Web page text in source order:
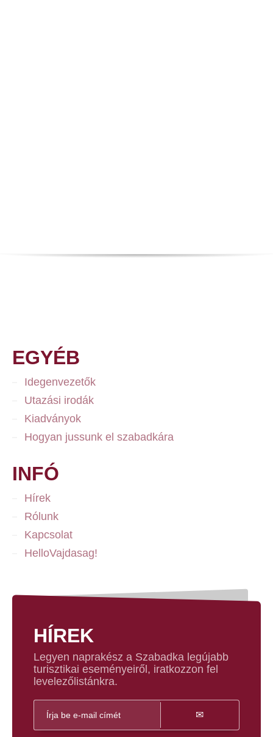
EGYÉB
Idegenvezetők
Utazási irodák
Kiadványok
Hogyan jussunk el szabadkára
INFÓ
Hírek
Rólunk
Kapcsolat
HelloVajdasag!
HÍREK
Legyen naprakész a Szabadka legújabb
turisztikai eseményeiről, iratkozzon fel
levelezőlistánkra.